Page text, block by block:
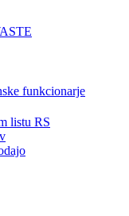
funkcionarje
listu RS